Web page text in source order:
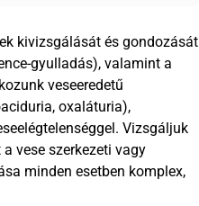
kivizsgálását és gondozását
gyulladás), valamint a
veseeredetű
oxaláturia),
Vizsgáljuk
vese szerkezeti vagy
minden esetben komplex,